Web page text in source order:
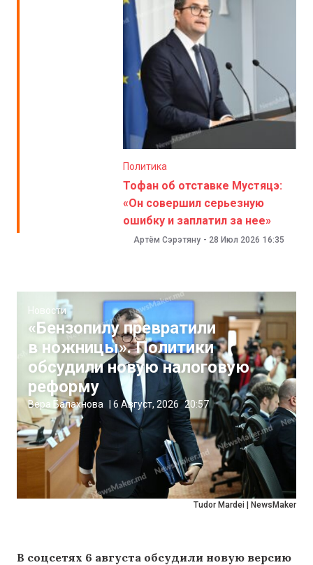
Политика
Тофан об отставке Мустяцэ:
«Он совершил серьезную
ошибку и заплатил за нее»
Артём Сэрэтяну - 28 Июл 2026 16:35
Tudor Mardei | NewsMaker
Новости
«Бензопилу превратили
в ножницы». Политики
обсудили новую налоговую
реформу
Вера Балахнова | 6 Август, 2026 20:57
В соцсетях 6 августа обсудили новую версию